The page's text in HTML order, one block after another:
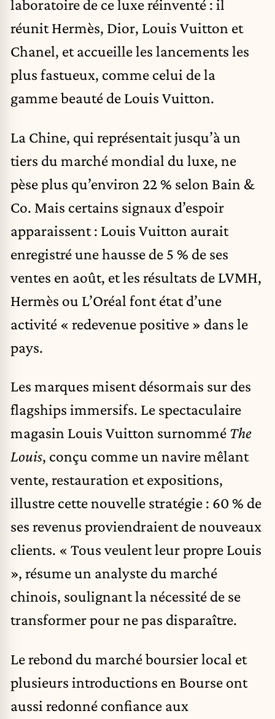
laboratoire de ce luxe réinventé : il
réunit Hermès, Dior, Louis Vuitton et
Chanel, et accueille les lancements les
plus fastueux, comme celui de la
gamme beauté de Louis Vuitton.
La Chine, qui représentait jusqu’à un
tiers du marché mondial du luxe, ne
pèse plus qu’environ 22 % selon Bain &
Co. Mais certains signaux d’espoir
apparaissent : Louis Vuitton aurait
enregistré une hausse de 5 % de ses
ventes en août, et les résultats de LVMH,
Hermès ou L’Oréal font état d’une
activité « redevenue positive » dans le
pays.
Les marques misent désormais sur des
flagships immersifs. Le spectaculaire
magasin Louis Vuitton surnommé The
Louis, conçu comme un navire mêlant
vente, restauration et expositions,
illustre cette nouvelle stratégie : 60 % de
ses revenus proviendraient de nouveaux
clients. « Tous veulent leur propre Louis
», résume un analyste du marché
chinois, soulignant la nécessité de se
transformer pour ne pas disparaître.
Le rebond du marché boursier local et
plusieurs introductions en Bourse ont
aussi redonné confiance aux